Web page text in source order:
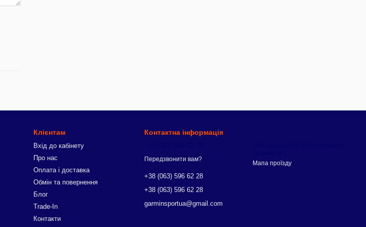
Клієнтам
Вхід до кабінету
Про нас
Оплата і доставка
Обмін та повернення
Блог
Trade-In
Контакти
Контактна інформація
Передзвонити вам?
+38 (063) 596 62 28
+38 (063) 596 62 28
garminsportua@gmail.com
Мапа проїзду